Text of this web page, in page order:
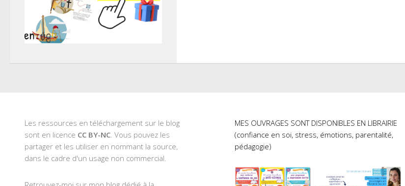
Les ressources en téléchargement sur le blog
sont en licence CC BY-NC. Vous pouvez les
partager et les utiliser en nommant la source,
dans le cadre d'un usage non commercial.
MES OUVRAGES SONT DISPONIBLES EN LIBRAIRIE
(confiance en soi, stress, émotions, parentalité,
pédagogie)